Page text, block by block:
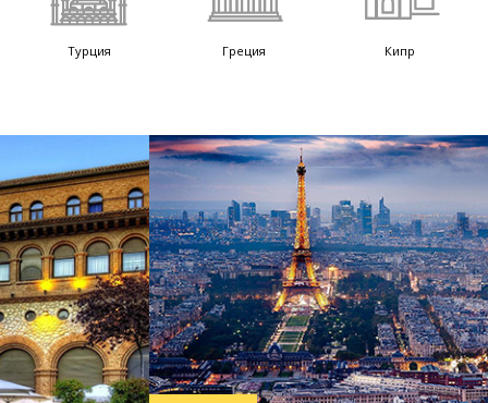
Турция Греция Кипр